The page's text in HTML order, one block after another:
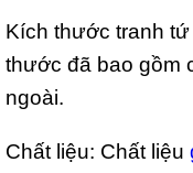
Kích thước tranh
thước đã bao gồm
ngoài.
Chất liệu: Chất liệu